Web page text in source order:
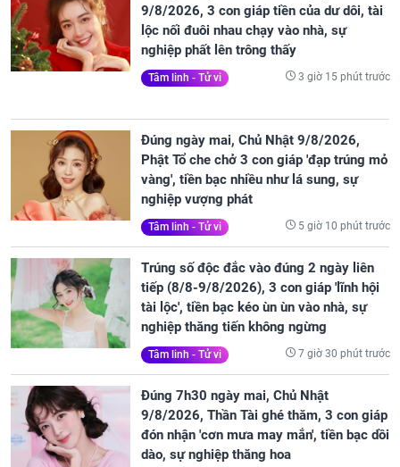
9/8/2026, 3 con giáp tiền của dư dôi, tài
lộc nối đuôi nhau chạy vào nhà, sự
nghiệp phất lên trông thấy
Tâm linh - Tử vi 3 giờ 15 phút trước
Đúng ngày mai, Chủ Nhật 9/8/2026,
Phật Tổ che chở 3 con giáp 'đạp trúng mỏ
vàng', tiền bạc nhiều như lá sung, sự
nghiệp vượng phát
Tâm linh - Tử vi 5 giờ 10 phút trước
Trúng số độc đắc vào đúng 2 ngày liên
tiếp (8/8-9/8/2026), 3 con giáp 'lĩnh hội
tài lộc', tiền bạc kéo ùn ùn vào nhà, sự
nghiệp thăng tiến không ngừng
Tâm linh - Tử vi 7 giờ 30 phút trước
Đúng 7h30 ngày mai, Chủ Nhật
9/8/2026, Thần Tài ghé thăm, 3 con giáp
đón nhận 'cơn mưa may mắn', tiền bạc dồi
dào, sự nghiệp thăng hoa